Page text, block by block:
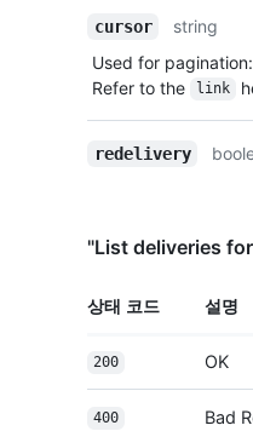
cursor
string
Used for
Refer to the
link
redelivery
"List deliveries
상태 코드 설명
200 OK
400 Bad